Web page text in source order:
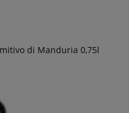
di Manduria 0,75l